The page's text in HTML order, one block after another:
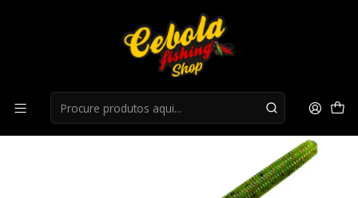
Amostras
Senko Strike King Shim e Stick - Watermelon red/black